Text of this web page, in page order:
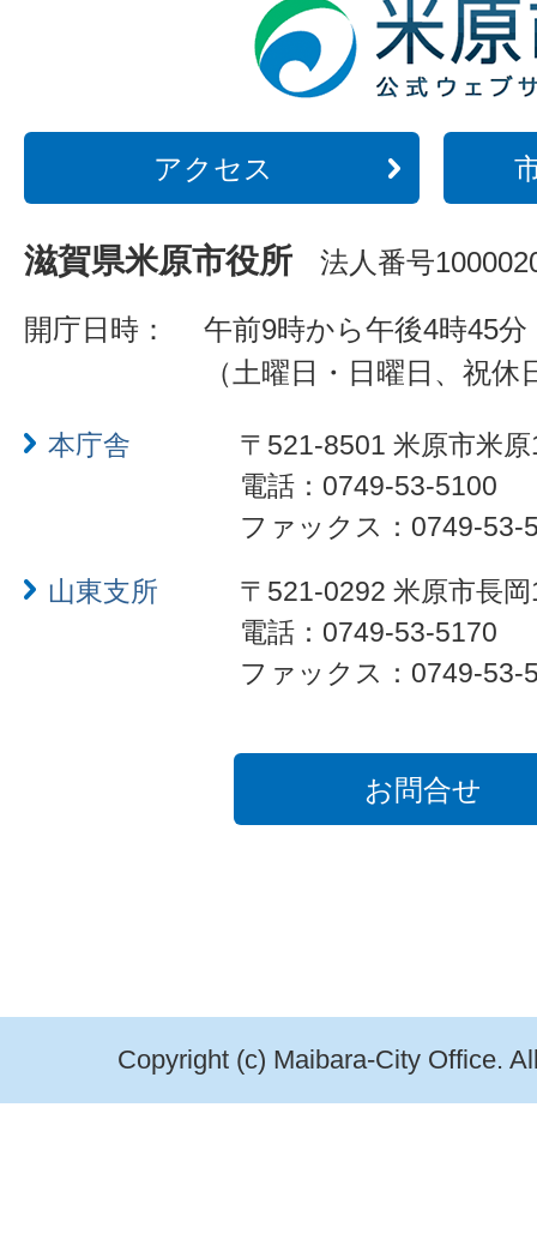
アクセス
滋賀県米原市役所 法人番号
開庁日時：
午前9時から午後4時45分
（土曜日・日曜日、祝
本庁舎
〒521-8501 米原市米
電話：0749-53-5100
ファックス：0749-53-
山東支所
〒521-0292 米原市長
電話：0749-53-5170
ファックス：0749-53-
お問合せ
Copyright (c) Maibara-City Office.